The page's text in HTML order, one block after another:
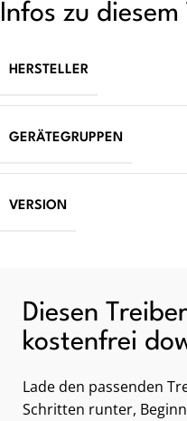
Infos zu diesem
HERSTELLER
GERÄTEGRUPPEN
VERSION
Diesen
kostenfrei
Lade den passenden
Schritten runter,